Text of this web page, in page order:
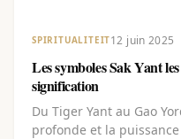
SPIRITUALITEIT12 juin 2025
Les symboles Sak Yant
signification
Du Tiger Yant au Gao
profonde et la